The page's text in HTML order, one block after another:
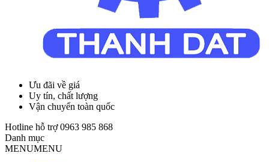
Ưu đãi về giá
Uy tín, chất lượng
Vận chuyển toàn quốc
Hotline hỗ trợ 0963 985 868
Danh mục
MENUMENU